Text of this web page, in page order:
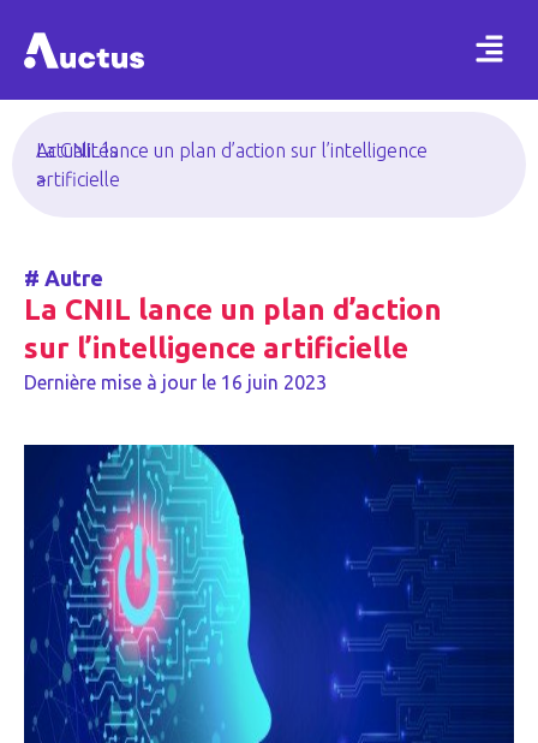
Actualités
>
La CNIL lance un plan d’action sur l’intelligence
artificielle
# Autre
La CNIL lance un plan d’action
sur l’intelligence artificielle
Dernière mise à jour le 16 juin 2023